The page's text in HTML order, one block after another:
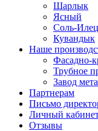
Шарлык
Ясный
Соль-
Кувандык
Наше
Фасадно-
Трубное
Завод
Партнерам
Письмо
Личный
Отзывы